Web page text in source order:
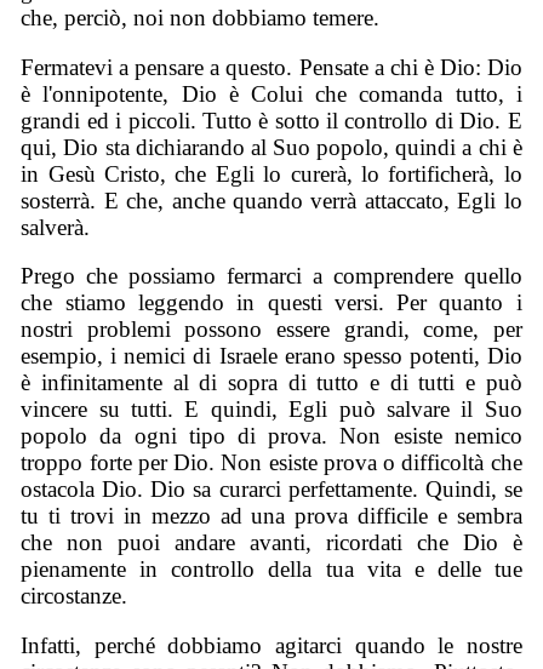
che, perciò, noi non dobbiamo temere.
Fermatevi a pensare a questo. Pensate a chi è Dio: Dio
è l'onnipotente, Dio è Colui che comanda tutto, i
grandi ed i piccoli. Tutto è sotto il controllo di Dio. E
qui, Dio sta dichiarando al Suo popolo, quindi a chi è
in Gesù Cristo, che Egli lo curerà, lo fortificherà, lo
sosterrà. E che, anche quando verrà attaccato, Egli lo
salverà.
Prego che possiamo fermarci a comprendere quello
che stiamo leggendo in questi versi. Per quanto i
nostri problemi possono essere grandi, come, per
esempio, i nemici di Israele erano spesso potenti, Dio
è infinitamente al di sopra di tutto e di tutti e può
vincere su tutti. E quindi, Egli può salvare il Suo
popolo da ogni tipo di prova. Non esiste nemico
troppo forte per Dio. Non esiste prova o difficoltà che
ostacola Dio. Dio sa curarci perfettamente. Quindi, se
tu ti trovi in mezzo ad una prova difficile e sembra
che non puoi andare avanti, ricordati che Dio è
pienamente in controllo della tua vita e delle tue
circostanze.
Infatti, perché dobbiamo agitarci quando le nostre